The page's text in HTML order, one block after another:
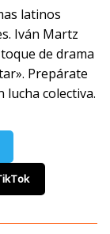
latinos
Iván Martz
de drama
Prepárate
colectiva.